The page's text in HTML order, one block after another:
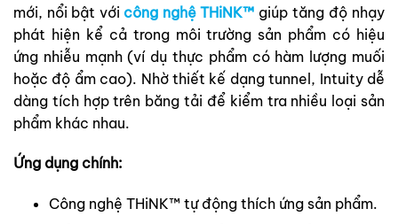
mới, nổi bật với công nghệ THiNK™ giúp tăng độ nhạy
phát hiện kể cả trong môi trường sản phẩm có hiệu
ứng nhiễu mạnh (ví dụ thực phẩm có hàm lượng muối
hoặc độ ẩm cao). Nhờ thiết kế dạng tunnel, Intuity dễ
dàng tích hợp trên băng tải để kiểm tra nhiều loại sản
phẩm khác nhau.
Ứng dụng chính:
Công nghệ THiNK™ tự động thích ứng sản phẩm.